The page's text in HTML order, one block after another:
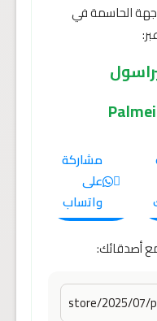
الحاسمة في
مشاركة
على
واتساب
مع أصدقائك: